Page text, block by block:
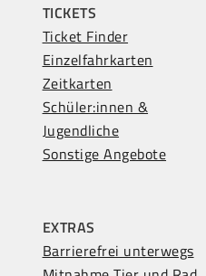
TICKETS
Ticket Finder
Einzelfahrkarten
Zeitkarten
Schüler:innen &
Jugendliche
Sonstige Angebote
EXTRAS
Barrierefrei unterwegs